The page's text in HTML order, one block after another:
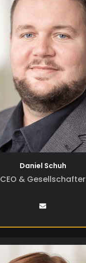
Daniel Schuh
CEO & Gesellschafter